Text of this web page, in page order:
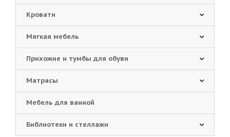
Кровати
Мягкая мебель
Прихожие и тумбы для обуви
Матрасы
Мебель для ванной
Библиотеки и стеллажи